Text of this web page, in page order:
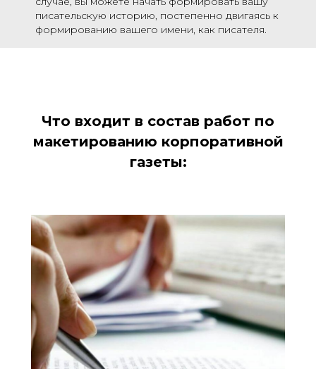
писательскую историю, постепенно двигаясь к
формированию вашего имени, как писателя.
Что входит в состав работ по
макетированию корпоративной
газеты: